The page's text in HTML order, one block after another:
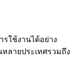
รใช้งานได้อย่าง
ลายประเทศรวมถึง